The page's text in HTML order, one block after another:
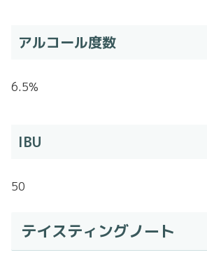
アルコール度数
6.5%
IBU
50
テイスティングノート